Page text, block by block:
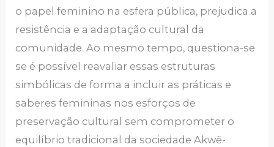
o papel feminino na esfera pública, prejudica a
resistência e a adaptação cultural da
comunidade. Ao mesmo tempo, questiona-se
se é possível reavaliar essas estruturas
simbólicas de forma a incluir as práticas e
saberes femininas nos esforços de
preservação cultural sem comprometer o
equilíbrio tradicional da sociedade Akwẽ-